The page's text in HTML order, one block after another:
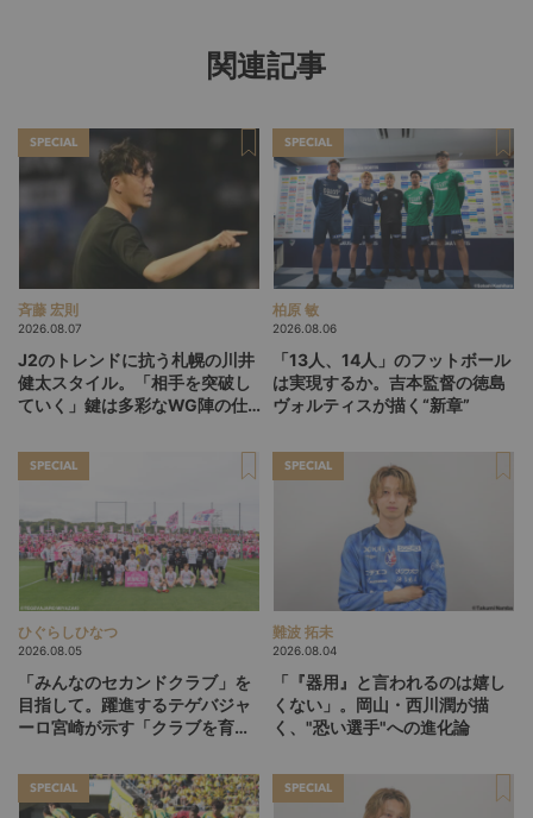
関連記事
SPECIAL
斉藤 宏則
2026.08.07
J2のトレンドに抗う札幌の川井
健太スタイル。「相手を突破し
ていく」鍵は多彩なWG陣の仕
SPECIAL
柏原 敏
2026.08.06
「13人、14人」のフットボール
は実現するか。吉本監督の徳島
ヴォルティスが描く“新章”
SPECIAL
ひぐらしひなつ
2026.08.05
「みんなのセカンドクラブ」を
目指して。躍進するテゲバジャ
ーロ宮崎が示す「クラブを育て
SPECIAL
難波 拓未
2026.08.04
「『器用』と言われるのは嬉し
くない」。岡山・西川潤が描
く、"恐い選手"への進化論
SPECIAL SPECIAL